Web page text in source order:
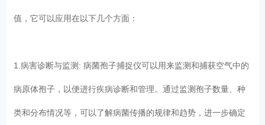
值，它可以应用在以下几个方面：
1.病害诊断与监测: 病菌孢子捕捉仪可以用来监测和捕获空气中的
病原体孢子，以便进行疾病诊断和管理。通过监测孢子数量、种
类和分布情况等，可以了解病菌传播的规律和趋势，进一步确定